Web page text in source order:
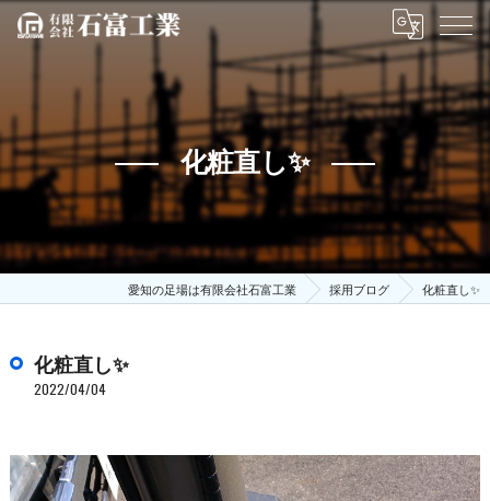
化粧直し✨
愛知の足場は有限会社石富工業 採用ブログ 化粧直し✨
化粧直し✨
2022/04/04